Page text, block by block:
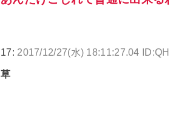
17: 2017/12/27(水) 18:11:27.04
草